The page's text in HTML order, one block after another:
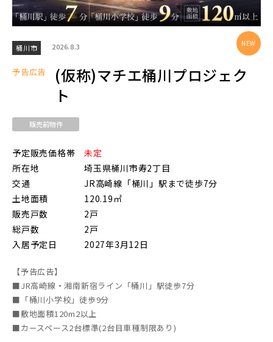
さいたま市大宮区(0)
さいたま市見沼区(5)
さいたま市浦和区(0)
さいたま市緑区(1)
さいたま市岩槻区(0)
朝霞市(1)
志木市(0)
和光市(1)
桶川市(2)
久喜市(1)
富士見市(0)
白岡市(0)
北足立郡伊奈町(5)
埼玉・東部エリア(15)
春日部市(5)
桶川市 2026.8.3
予告広告
(仮称)マチエ桶川プロジェク
ト
販売前物件
予定販売価格帯
未定
所在地
埼玉県桶川市寿2丁目
交通
JR高崎線「桶川」駅まで徒歩7分
土地面積
120.19㎡
販売戸数
2戸
総戸数
2戸
入居予定日
2027年3月12日
【予告広告】
■JR高崎線・湘南新宿ライン「桶川」駅徒歩7分
■「桶川小学校」徒歩9分
■敷地面積120m2以上
■カースペース2台標準(2台目車種制限あり)